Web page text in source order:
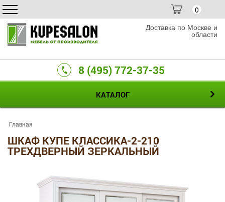
0
Доставка по Москве и
области
8 (495) 772-37-35
КАТАЛОГ
Главная
ШКАФ КУПЕ КЛАССИКА-2-210
ТРЕХДВЕРНЫЙ ЗЕРКАЛЬНЫЙ